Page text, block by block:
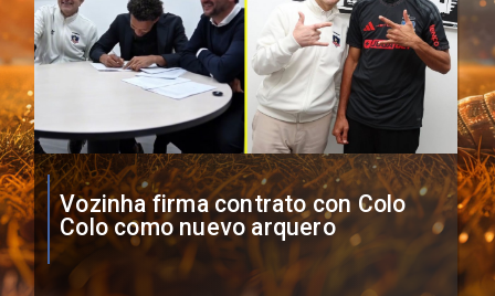
O'Higgins cae por penales ante
Boca Juniors en Copa
Sudamericana